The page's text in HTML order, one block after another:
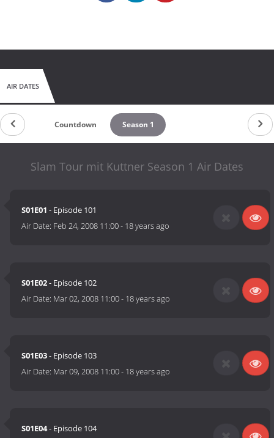
AIR DATES
Countdown Season 1
Slam Tour mit Kuttner Season 1 Air Dates
S01E01 - Episode 101
Air Date: Feb 24, 2008 11:00- 18 years ago
S01E02- Episode 102
Air Date: Mar 02, 2008 11:00- 18 years ago
S01E03- Episode 103
Air Date: Mar 09, 2008 11:00- 18 years ago
S01E04- Episode 104